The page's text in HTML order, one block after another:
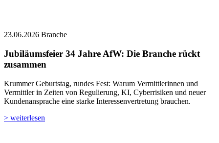
23.06.2026 Branche
Jubiläumsfeier 34 Jahre AfW: Die Branche rückt
zusammen
Krummer Geburtstag, rundes Fest: Warum Vermittlerinnen und
Vermittler in Zeiten von Regulierung, KI, Cyberrisiken und neuer
Kundenansprache eine starke Interessenvertretung brauchen.
> weiterlesen